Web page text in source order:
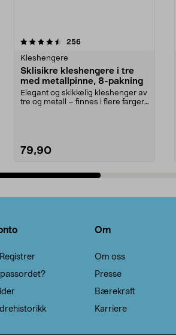
256anmeldelser
Kleshengere
Sklisikre kleshengere i tre
med metallpinne, 8-pakning
Elegant og skikkelig kleshenger av
tre og metall – finnes i flere farger.
79,90
4.5av 5 stjerner
Om
Om oss
Presse
Bærekraft
Karriere